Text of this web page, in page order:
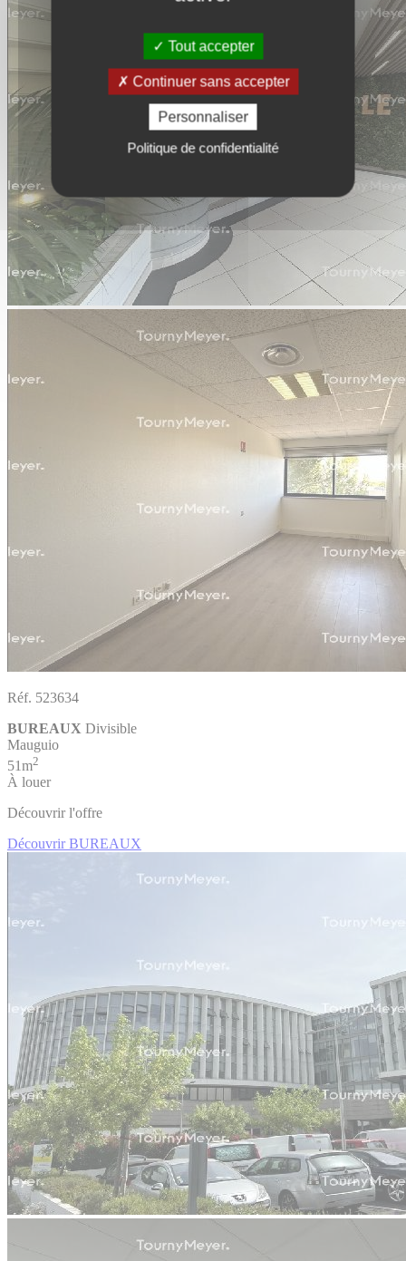
Tout accepter
Continuer sans accepter
Personnaliser
Politique de confidentialité
Réf. 523634
BUREAUX Divisible
Mauguio
51m2
À louer
Découvrir l'offre
Découvrir BUREAUX